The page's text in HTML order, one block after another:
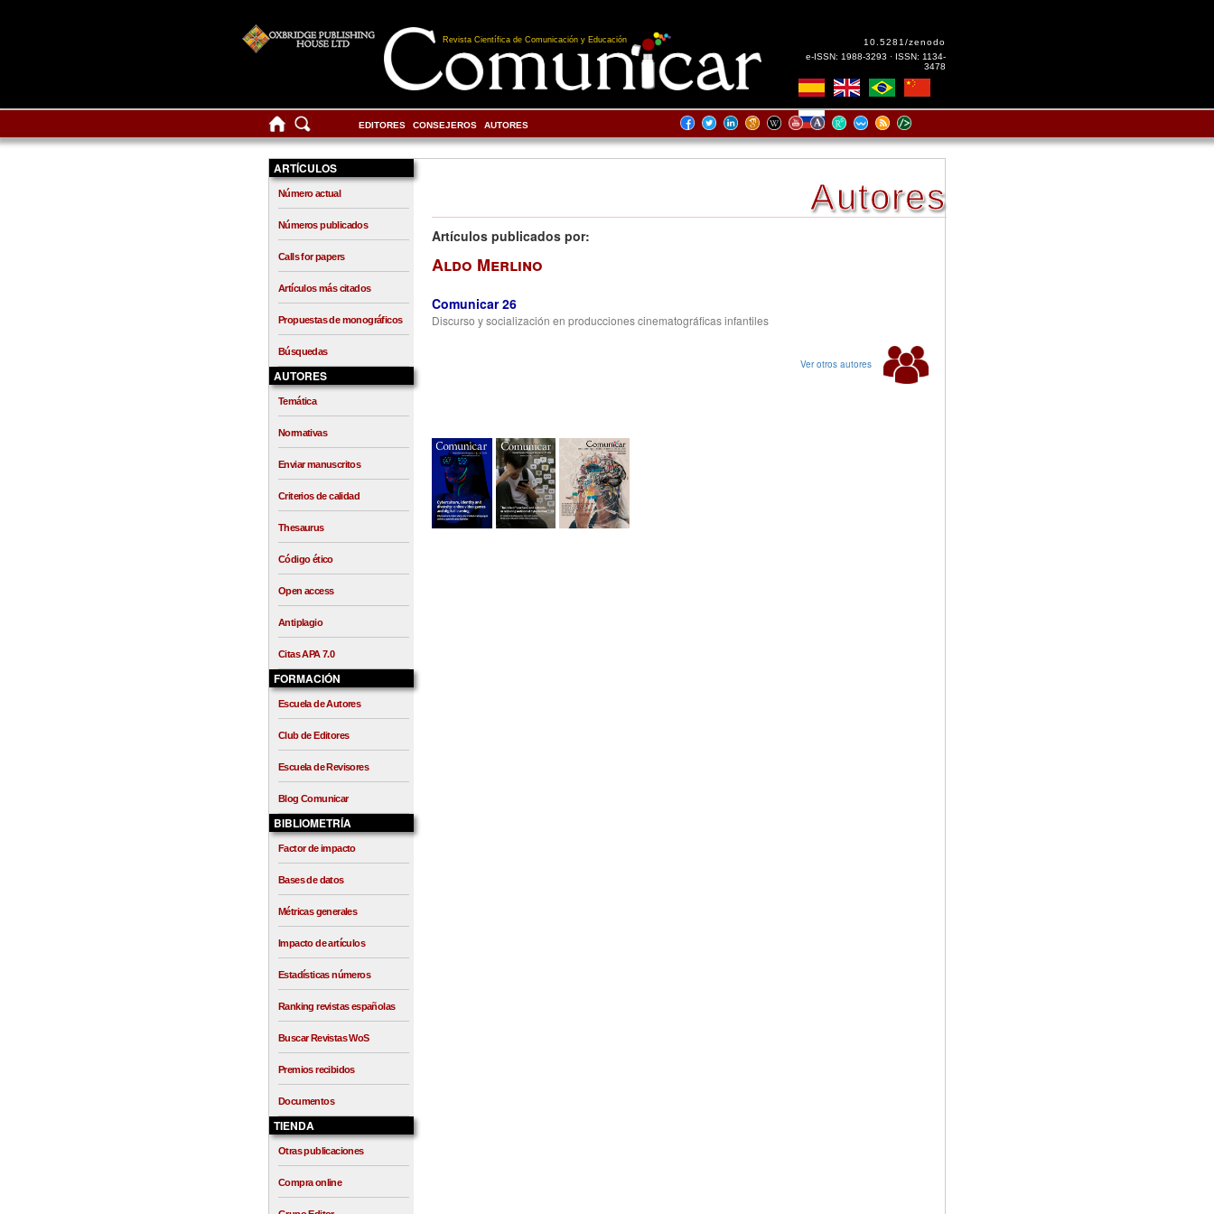
Revista Científica de Comunicación y Educación
10.5281/zenodo
e-ISSN: 1988-3293 · ISSN: 1134-
3478
EDITORES CONSEJEROS AUTORES
ARTÍCULOS
Número actual
Números publicados
Calls for papers
Artículos más citados
Propuestas de monográficos
Búsquedas
AUTORES
Temática
Normativas
Enviar manuscritos
Criterios de calidad
Thesaurus
Código ético
Open access
Antiplagio
Citas APA 7.0
FORMACIÓN
Escuela de Autores
Club de Editores
Escuela de Revisores
Blog Comunicar
BIBLIOMETRÍA
Factor de impacto
Bases de datos
Métricas generales
Impacto de artículos
Estadísticas números
Ranking revistas españolas
Buscar Revistas WoS
Premios recibidos
Documentos
TIENDA
Otras publicaciones
Compra online
Autores
Artículos publicados por:
Aldo Merlino
Comunicar 26
Discurso y socialización en producciones cinematográficas infantiles
Ver otros autores